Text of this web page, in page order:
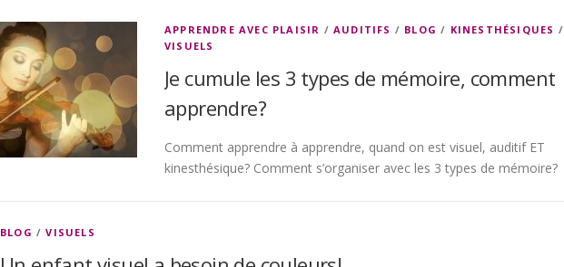
APPRENDRE AVEC PLAISIR /AUDITIFS / BLOG / KINESTHÉSIQUES /
VISUELS
Je cumule les 3 types de mémoire, comment
apprendre?
Comment apprendre à apprendre, quand on est visuel, auditif ET
kinesthésique? Comment s’organiser avec les 3 types de mémoire?
BLOG /VISUELS